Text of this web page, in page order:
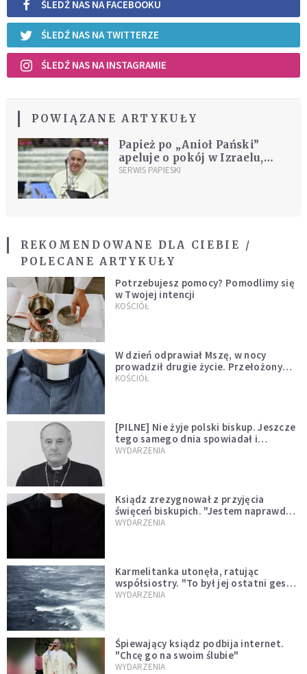
ŚLEDŹ NAS NA FACEBOOKU
ŚLEDŹ NAS NA TWITTERZE
ŚLEDŹ NAS NA INSTAGRAMIE
POWIĄZANE ARTYKUŁY
Papież po „Anioł Pański”
apeluje o pokój w Izraelu,
Ukrainie i o modlitwę za
SERWIS PAPIESKI
REKOMENDOWANE DLA CIEBIE /
POLECANE ARTYKUŁY
Potrzebujesz pomocy? Pomodlimy się
w Twojej intencji
KOŚCIÓŁ
W dzień odprawiał Mszę, w nocy
prowadził drugie życie. Przełożony
kazał mu opuścić zakon
KOŚCIÓŁ
[PILNE] Nie żyje polski biskup. Jeszcze
tego samego dnia spowiadał i
sprawował Mszę świętą
WYDARZENIA
Ksiądz zrezygnował z przyjęcia
święceń biskupich. "Jestem naprawdę
niegodny"
WYDARZENIA
Karmelitanka utonęła, ratując
współsiostry. "To był jej ostatni gest
miłości"
WYDARZENIA
Śpiewający ksiądz podbija internet.
"Chcę go na swoim ślubie"
WYDARZENIA